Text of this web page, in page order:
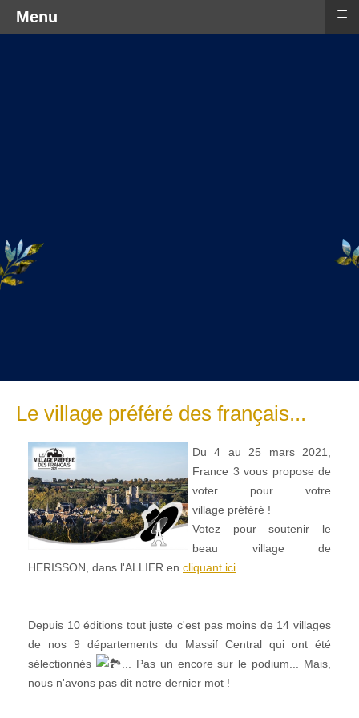
Le village préféré des français...
Du 4 au 25 mars 2021,
France 3 vous propose de
voter pour votre
village préféré !
Votez pour soutenir le
beau village de
HERISSON, dans l'ALLIER en cliquant ici
Depuis 10 éditions tout juste c'est pas moins de 14 villages
de nos 9 départements du Massif Central qui ont été
sélectionnés
... Pas un encore sur le podium... Mais,
nous n'avons pas dit notre dernier mot !
Menu ≡